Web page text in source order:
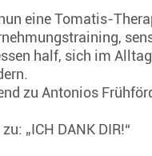
eine Tomatis-
half, sich im
zu Antonios
„ICH DANK DIR!“